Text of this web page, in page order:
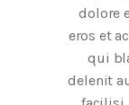
dolore
eros et
qui
delenit